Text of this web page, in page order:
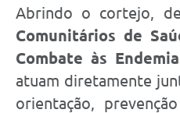
Abrindo o cortejo,
Comunitários de
Combate às
atuam diretamente
orientação,